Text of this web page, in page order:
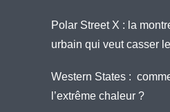
Polar Street X : la
urbain qui veut casser
Western States :
l’extrême chaleur ?